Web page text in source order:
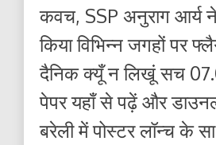
कवच, SSP अनुराग आर्य ने
किया विभिन्न जगहों पर
दैनिक क्यूँ न लिखूं सच
पेपर यहाँ से पढ़ें और
बरेली में पोस्टर लॉन्च के